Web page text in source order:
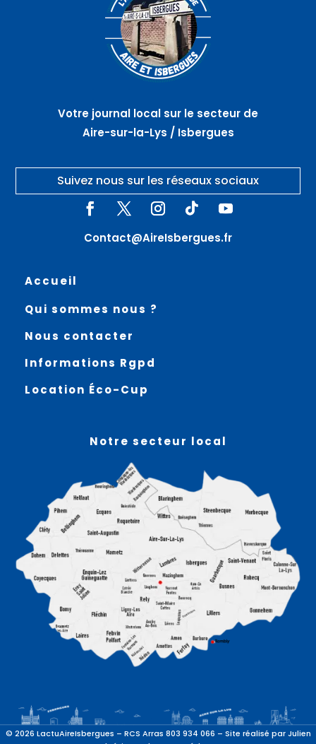
Votre journal local sur le secteur de
Aire-sur-la-Lys / Isbergues
Suivez nous sur les réseaux sociaux
Contact@AireIsbergues.fr
Accueil
Qui sommes nous ?
Nous contacter
Informations Rgpd
Location Éco-Cup
Notre secteur local
© 2026 LactuAireIsbergues – RCS Arras 803 934 066 – Site réalisé parJulien